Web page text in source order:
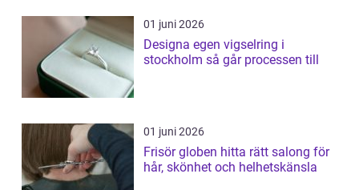
01 juni 2026
Designa egen vigselring i
stockholm så går processen till
01 juni 2026
Frisör globen hitta rätt salong för
hår, skönhet och helhetskänsla